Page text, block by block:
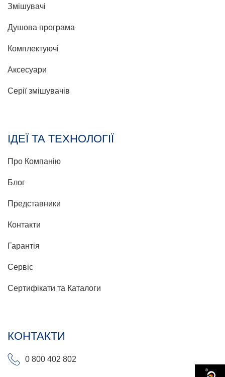
Змішувачі
Душова програма
Комплектуючі
Аксесуари
Серії змішувачів
ІДЕЇ ТА ТЕХНОЛОГІЇ
Про Компанію
Блог
Представники
Контакти
Гарантія
Сервіс
Сертифікати та Каталоги
КОНТАКТИ
0 800 402 802